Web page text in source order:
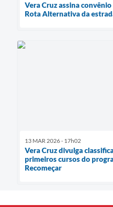
Vera Cruz assina
Rota Alternativa da
13 MAR 2026 - 17h02
Vera Cruz divulga
primeiros cursos do
Recomeçar